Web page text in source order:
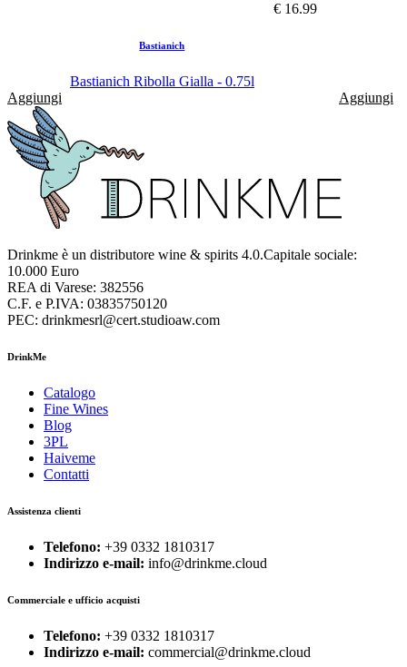
€ 16.99
Bastianich
Bastianich Ribolla Gialla - 0.75l
Aggiungi
Aggiungi
Drinkme è un distributore wine & spirits 4.0.Capitale sociale:
10.000 Euro
REA di Varese: 382556
C.F. e P.IVA: 03835750120
PEC: drinkmesrl@cert.studioaw.com
DrinkMe
Catalogo
Fine Wines
Blog
3PL
Haiveme
Contatti
Assistenza clienti
Telefono: +39 0332 1810317
Indirizzo e-mail: info@drinkme.cloud
Commerciale e ufficio acquisti
Telefono: +39 0332 1810317
Indirizzo e-mail: commercial@drinkme.cloud